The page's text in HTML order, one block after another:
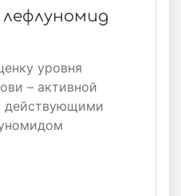
уровня
– активной
действующими